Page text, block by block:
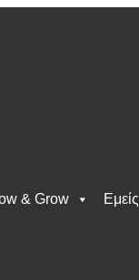
& Grow Εμείς